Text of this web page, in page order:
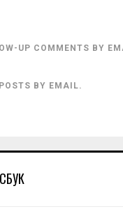
UP COMMENTS BY
BY EMAIL.